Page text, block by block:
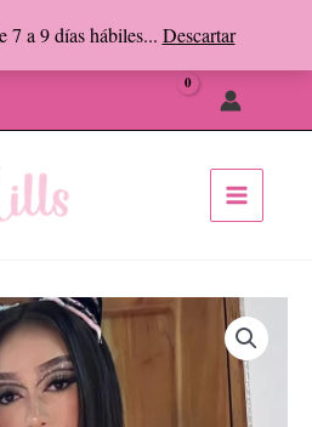
7 a 9 días hábiles... Descartar